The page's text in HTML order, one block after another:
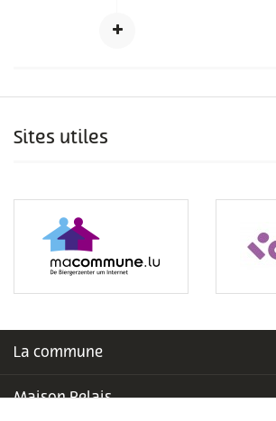
Sites utiles
La commune
Maison Relais